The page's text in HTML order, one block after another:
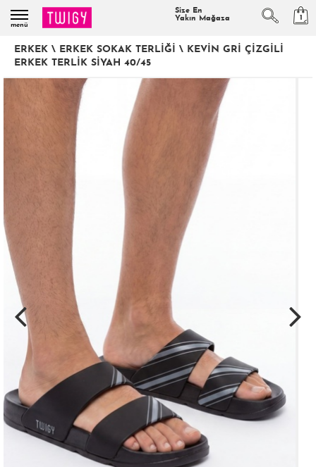
menü
Size En
Yakın Mağaza
1
ERKEK \ ERKEK SOKAK TERLIĞI \ KEVIN GRI ÇIZGILI
ERKEK TERLIK SIYAH 40/45